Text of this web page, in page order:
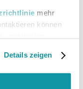
mehr
können
Details zeigen